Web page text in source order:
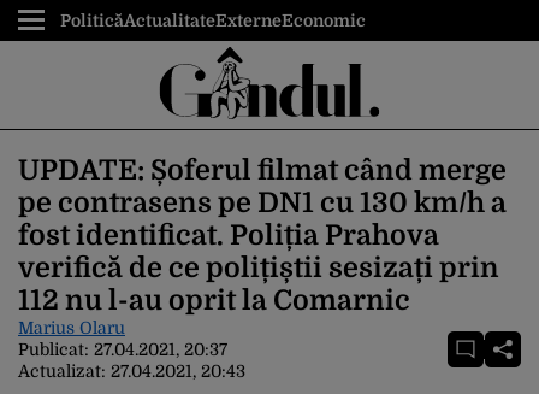
PoliticăActualitateExterneEconomic
UPDATE: Șoferul filmat când merge
pe contrasens pe DN1 cu 130 km/h a
fost identificat. Poliția Prahova
verifică de ce polițiștii sesizați prin
112 nu l-au oprit la Comarnic
Marius Olaru
Publicat: 27.04.2021, 20:37
Actualizat: 27.04.2021, 20:43